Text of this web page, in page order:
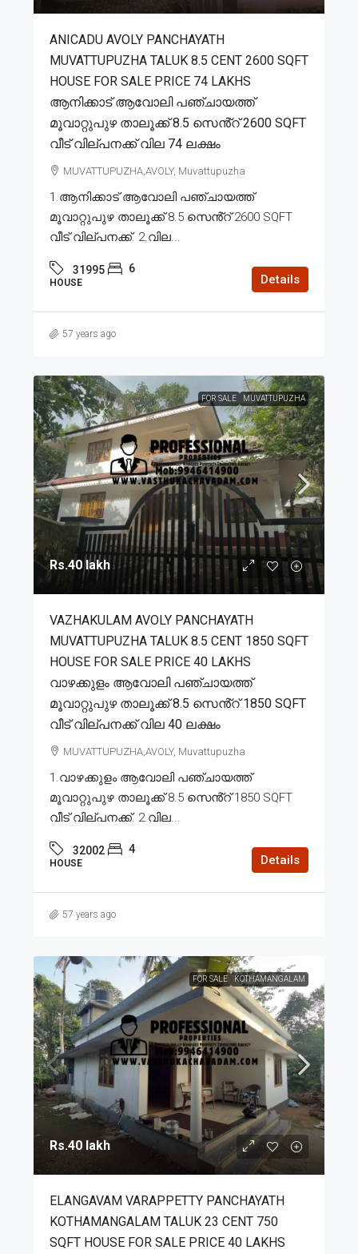
ANICADU AVOLY PANCHAYATH
MUVATTUPUZHA TALUK 8.5 CENT 2600 SQFT
HOUSE FOR SALE PRICE 74 LAKHS
ആനിക്കാട് ആവോലി പഞ്ചായത്ത്
മൂവാറ്റുപുഴ താലൂക്ക് 8.5 സെൻ്റ് 2600 SQFT
വീട് വില്പനക്ക് വില 74 ലക്ഷം
MUVATTUPUZHA,AVOLY, Muvattupuzha
1.ആനിക്കാട് ആവോലി പഞ്ചായത്ത്
മൂവാറ്റുപുഴ താലൂക്ക് 8.5 സെൻ്റ് 2600 SQFT
വീട് വില്പനക്ക്. 2.വില...
31995 6
HOUSE Details
57 years ago
FOR SALE MUVATTUPUZHA
Rs.40 lakh
VAZHAKULAM AVOLY PANCHAYATH
MUVATTUPUZHA TALUK 8.5 CENT 1850 SQFT
HOUSE FOR SALE PRICE 40 LAKHS
വാഴക്കുളം ആവോലി പഞ്ചായത്ത്
മൂവാറ്റുപുഴ താലൂക്ക് 8.5 സെൻ്റ് 1850 SQFT
വീട് വില്പനക്ക് വില 40 ലക്ഷം
MUVATTUPUZHA,AVOLY, Muvattupuzha
1.വാഴക്കുളം ആവോലി പഞ്ചായത്ത്
മൂവാറ്റുപുഴ താലൂക്ക് 8.5 സെൻ്റ് 1850 SQFT
വീട് വില്പനക്ക്. 2.വില...
32002 4
HOUSE Details
57 years ago
FOR SALE KOTHAMANGALAM
Rs.40 lakh
ELANGAVAM VARAPPETTY PANCHAYATH
KOTHAMANGALAM TALUK 23 CENT 750
SQFT HOUSE FOR SALE PRICE 40 LAKHS